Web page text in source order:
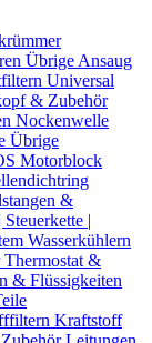
Übrige Ansaug
Universal
& Zubehör
Nockenwelle
Übrige
Motorblock
&
Steuerkette |
Wasserkühlern
Thermostat &
& Flüssigkeiten
Kraftstoff